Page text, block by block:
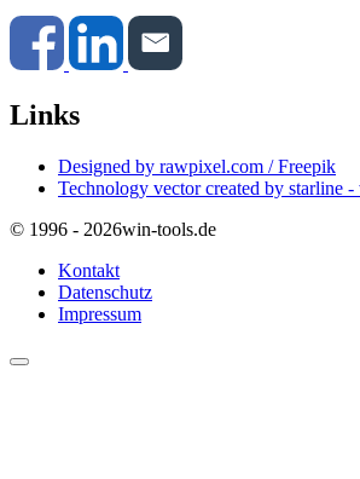
Links
Designed by rawpixel.com / Freepik
Technology vector created by starline
© 1996 - 2026win-tools.de
Kontakt
Datenschutz
Impressum